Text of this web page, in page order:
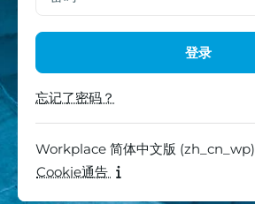
登录
忘记了密码？
Workplace 简体中文版 ‎(zh_cn_wp)‎
Cookie通告